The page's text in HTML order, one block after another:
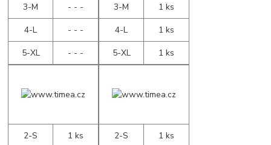
3-M
- - -
4-L
- - -
5-XL
- - -
3-M
1 ks
4-L
1 ks
5-XL
1 ks
2-S
1 ks
2-S
1 ks